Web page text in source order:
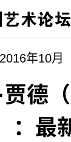
年10月
贾德
：最